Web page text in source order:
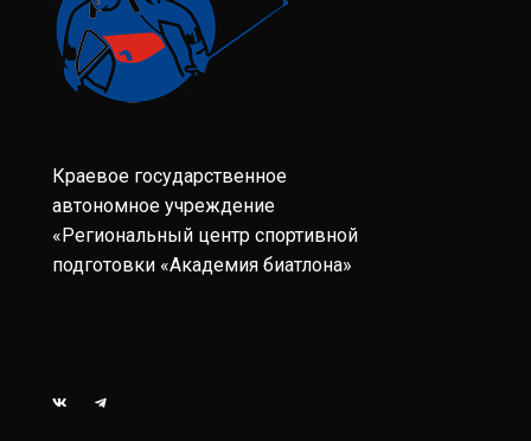
Краевое государственное
автономное учреждение
«Региональный центр спортивной
подготовки «Академия биатлона»